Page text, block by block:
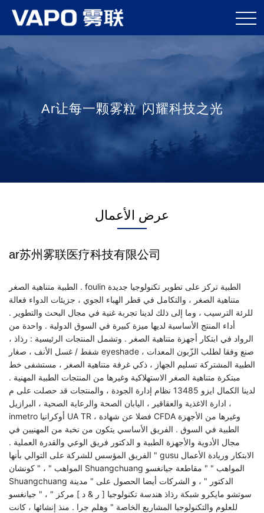
Ar让每一颗雾粒 闪耀科技之光
عرض الأعمال
ar苏州雾联医疗科技有限公司
الطبية متناهية الصغر . foulin الطبية تركز على تطوير تكنولوجيا جديدة
متناهية الصغر ، والتكامل في قطر الهباء الجوي ، جزيئات الدواء فعالة
للرئة الترسيب ، وما إلى ذلك لدينا تجربة غنية في مجال البحث والتطوير .
أداء المنتج الأساسية لديها ميزة كبيرة في السوق الدولية . واحدة من
الرواد في ابتكار أجهزة متناهية الصغر . وتشمل المنتجات الرئيسية : رذاذ ،
شفط / غسل الأنف ، صغار eyeshade ، صنع وفقا لطلب الزّبون المعدات
الطبية المشتركة تسليم الجهاز ، ذكي غرفة متناهية الصغر ، مستشفى خط
مبتكرة متناهية الصغر الاستهلاكية وغيرها من المنتجات الطبية المهنية .
لدينا الكمال ايزو 13485 نظام إدارة الجودة ، والمنتجات قد حصلت على م
، ادارة الاغذية والعقاقير ، اليابان الصحة والرعاية الصحية ، البرازيل
inmetro أوكرانيا UA TR ، فضلا عن شهادة CFDA وغيرها من الأجهزة
الطبية في السوق . الفريق الأساسي يتكون من نخبة من المهنيين في
مجال الأدوية والأجهزة الطبية و الدكتور فريق الوعي والقدرة العملية .
الفريق المؤسس للشركة على التوالي بأنها " gusu الابتكار وريادة الأعمال
المواهب " ، " كونشان Shuangchuang المواهب " " مقاطعة جيانغسو
Shuangchuang الدكتور " ، و الشركات أيضا الحصول على " مدينة
سوتشو مايكرو شبكة رذاذ هندسة تكنولوجيا [ ر & د ] مركز " ، " جيانغسو
للعلوم والتكنولوجيا المشاريع الخاصة " وهلم جرا . منذ إنشائها ، كانت